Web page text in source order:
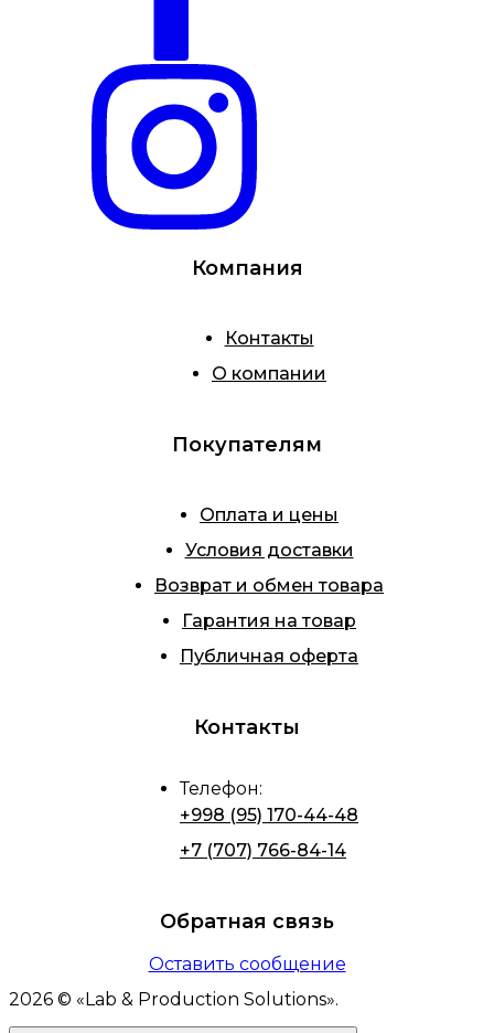
Компания
Контакты
О компании
Покупателям
Оплата и цены
Условия доставки
Возврат и обмен товара
Гарантия на товар
Публичная оферта
Контакты
Телефон:
+998 (95) 170-44-48
+7 (707) 766-84-14
Обратная связь
Оставить сообщение
2026 © « Lab & Production Solutions».